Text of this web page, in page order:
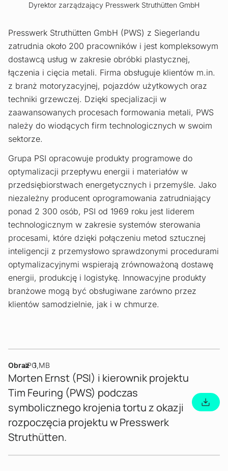
Dyrektor zarządzający Presswerk Struthütten GmbH
Presswerk Struthütten GmbH (PWS) z Siegerlandu
zatrudnia około 200 pracowników i jest kompleksowym
dostawcą usług w zakresie obróbki plastycznej,
łączenia i cięcia metali. Firma obsługuje klientów m.in.
z branż motoryzacyjnej, pojazdów użytkowych oraz
techniki grzewczej. Dzięki specjalizacji w
zaawansowanych procesach formowania metali, PWS
należy do wiodących firm technologicznych w swoim
sektorze.
Grupa PSI opracowuje produkty programowe do
optymalizacji przepływu energii i materiałów w
przedsiębiorstwach energetycznych i przemyśle. Jako
niezależny producent oprogramowania zatrudniający
ponad 2 300 osób, PSI od 1969 roku jest liderem
technologicznym w zakresie systemów sterowania
procesami, które dzięki połączeniu metod sztucznej
inteligencji z przemysłowo sprawdzonymi procedurami
optymalizacyjnymi wspierają zrównoważoną dostawę
energii, produkcję i logistykę. Innowacyjne produkty
branżowe mogą być obsługiwane zarówno przez
klientów samodzielnie, jak i w chmurze.
ObrazJPG1 MB
Morten Ernst (PSI) i kierownik projektu
Tim Feuring (PWS) podczas
symbolicznego krojenia tortu z okazji
rozpoczęcia projektu w Presswerk
Struthütten.